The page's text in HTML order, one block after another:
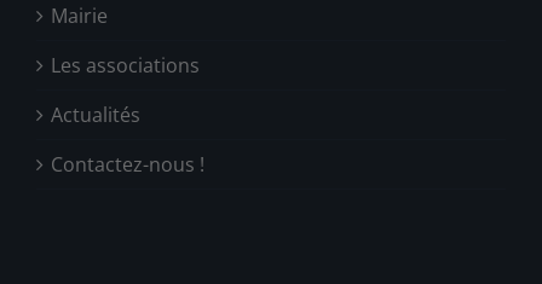
Mairie
Les associations
Actualités
Contactez-nous !